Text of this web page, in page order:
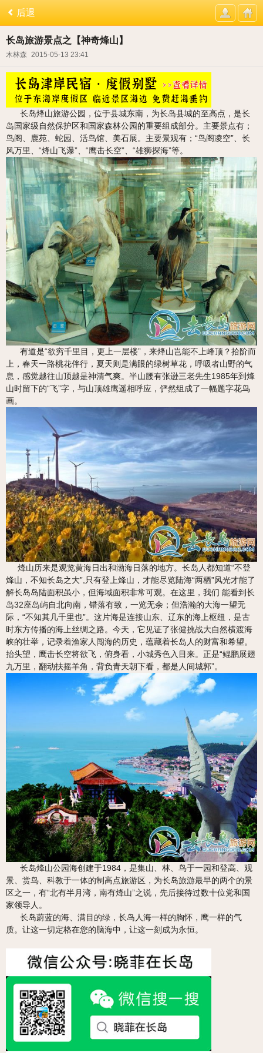
后退
长岛旅游景点之【神奇烽山】
木林森 2015-05-13 23:41
长岛烽山旅游公园，位于县城东南，为长岛县城的至高点，是长
岛国家级自然保护区和国家森林公园的重要组成部分。主要景点有；
鸟阁、鹿苑、蛇园、活鸟馆、美石展。主要景观有；“鸟阁凌空”、长
风万里、“烽山飞瀑”、“鹰击长空”、“雄狮探海”等。
有道是“欲穷千里目，更上一层楼”，来烽山岂能不上峰顶？拾阶而
上，春天一路桃花伴行，夏天则是满眼的绿树草花，呼吸者山野的气
息，感觉越往山顶越是神清气爽。半山腰有张逊三老先生1985年到烽
山时留下的“飞”字，与山顶雄鹰遥相呼应，俨然组成了一幅题字花鸟
画。
烽山历来是观览黄海日出和渤海日落的地方。长岛人都知道“不登
烽山，不知长岛之大”,只有登上烽山，才能尽览陆海“两栖”风光才能了
解长岛岛陆面积虽小，但海域面积非常可观。在这里，我们 能看到长
岛32座岛屿自北向南，错落有致，一览无余；但浩瀚的大海一望无
际，“不知其几千里也”。这片海是连接山东、辽东的海上枢纽，是古
时东方传播的海上丝绸之路。今天，它见证了张健挑战大自然横渡海
峡的壮举，记录着渔家人闯海的历史，蕴藏着长岛人的财富和希望。
抬头望，鹰击长空将欲飞，俯身看，小城秀色入目来。正是“鲲鹏展翅
九万里，翻动扶摇羊角，背负青天朝下看，都是人间城郭”。
长岛烽山公园海创建于1984，是集山、林、鸟于一园和登高、观
景、赏鸟、科教于一体的制高点旅游区，为长岛旅游最早的两个的景
区之一，有“北有半月湾，南有烽山”之说，先后接待过数十位党和国
家领导人。
长岛蔚蓝的海、满目的绿，长岛人海一样的胸怀，鹰一样的气
质。让这一切定格在您的脑海中，让这一刻成为永恒。